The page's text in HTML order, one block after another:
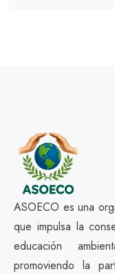
ASOECO es una
que impulsa la
educación
promoviendo la